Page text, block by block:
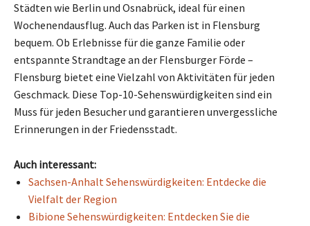
Städten wie Berlin und Osnabrück, ideal für einen
Wochenendausflug. Auch das Parken ist in Flensburg
bequem. Ob Erlebnisse für die ganze Familie oder
entspannte Strandtage an der Flensburger Förde –
Flensburg bietet eine Vielzahl von Aktivitäten für jeden
Geschmack. Diese Top-10-Sehenswürdigkeiten sind ein
Muss für jeden Besucher und garantieren unvergessliche
Erinnerungen in der Friedensstadt.
Auch interessant:
Sachsen-Anhalt Sehenswürdigkeiten: Entdecke die
Vielfalt der Region
Bibione Sehenswürdigkeiten: Entdecken Sie die